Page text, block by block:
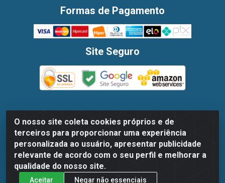
O nosso site coleta cookies próprios e de
terceiros para proporcionar uma experiência
personalizada ao usuário, apresentar publicidade
relevante de acordo com o seu perfil e melhorar a
qualidade do nosso site.
Aceitar Negar não essenciais
Formas de Pagamento
Site Seguro
Dispan Distribuidora de Alimentos LTDA - Avenida Marechal
Mascarenhas De Moraes, 1048- Imbiribeira, Recife/PE - CEP
51.170-000 - CNPJ 30.779.584/0003-78